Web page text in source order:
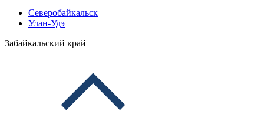
Северобайкальск
Улан-Удэ
Забайкальский край